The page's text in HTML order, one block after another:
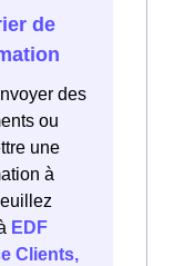
de
des
ou
une
à
EDF
Clients,